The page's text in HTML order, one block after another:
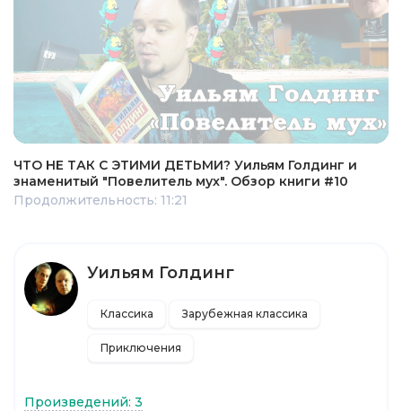
ЧТО НЕ ТАК С ЭТИМИ ДЕТЬМИ? Уильям Голдинг и
знаменитый "Повелитель мух". Обзор книги #10
Продолжительность: 11:21
Уильям Голдинг
Классика Зарубежная классика
Приключения
Произведений: 3